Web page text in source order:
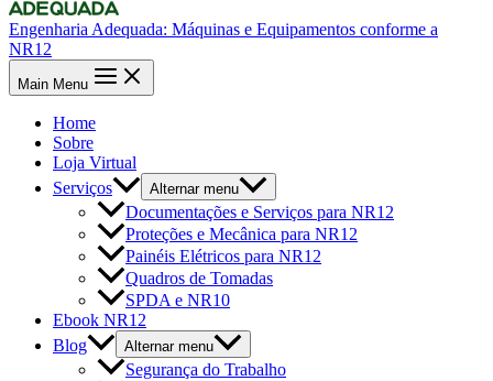
Engenharia Adequada: Máquinas e Equipamentos conforme a
NR12
Main Menu
Home
Sobre
Loja Virtual
Serviços
Alternar menu
Documentações e Serviços para NR12
Proteções e Mecânica para NR12
Painéis Elétricos para NR12
Quadros de Tomadas
SPDA e NR10
Ebook NR12
Blog
Alternar menu
Segurança do Trabalho